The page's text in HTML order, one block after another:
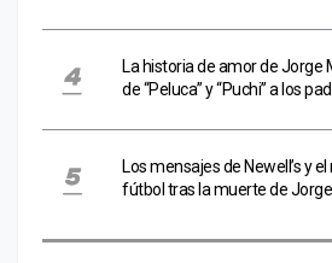
La historia de amor de Jorge
de “Peluca” y “Puchi” a los
Los mensajes de Newell’s y
fútbol tras la muerte de